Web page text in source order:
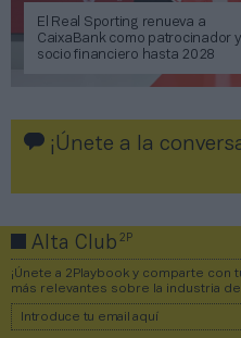
El Real Sporting renueva a
CaixaBank como patrocinador y
socio financiero hasta 2028
¡Únete a la
Alta Club2P
¡Únete a 2Playbook y comparte
más relevantes sobre la industria